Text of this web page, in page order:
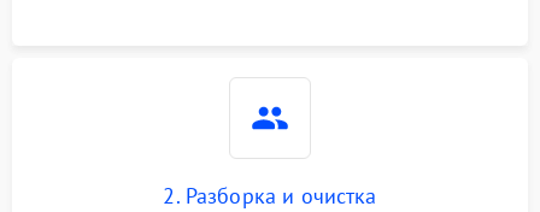
2. Разборка и очистка